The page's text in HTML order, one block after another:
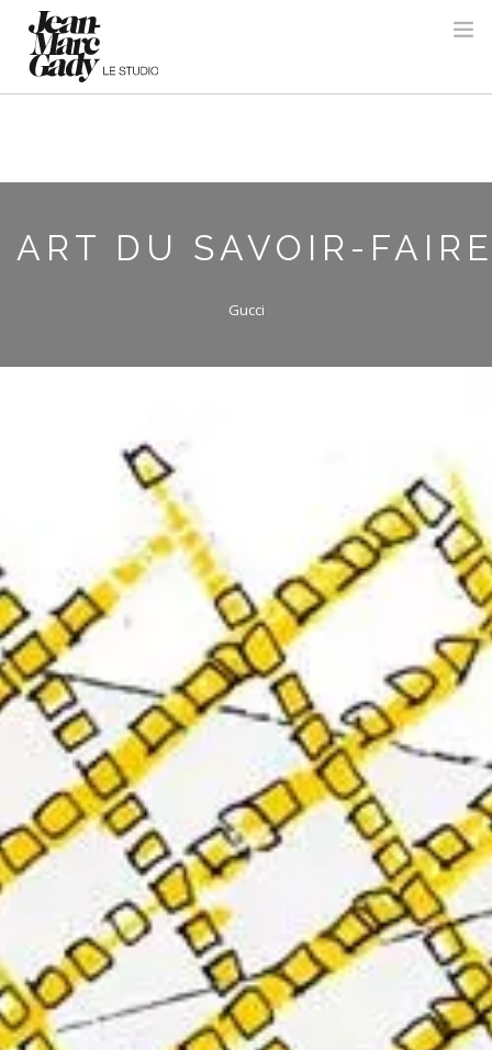
ART DU SAVOIR-
Gucci